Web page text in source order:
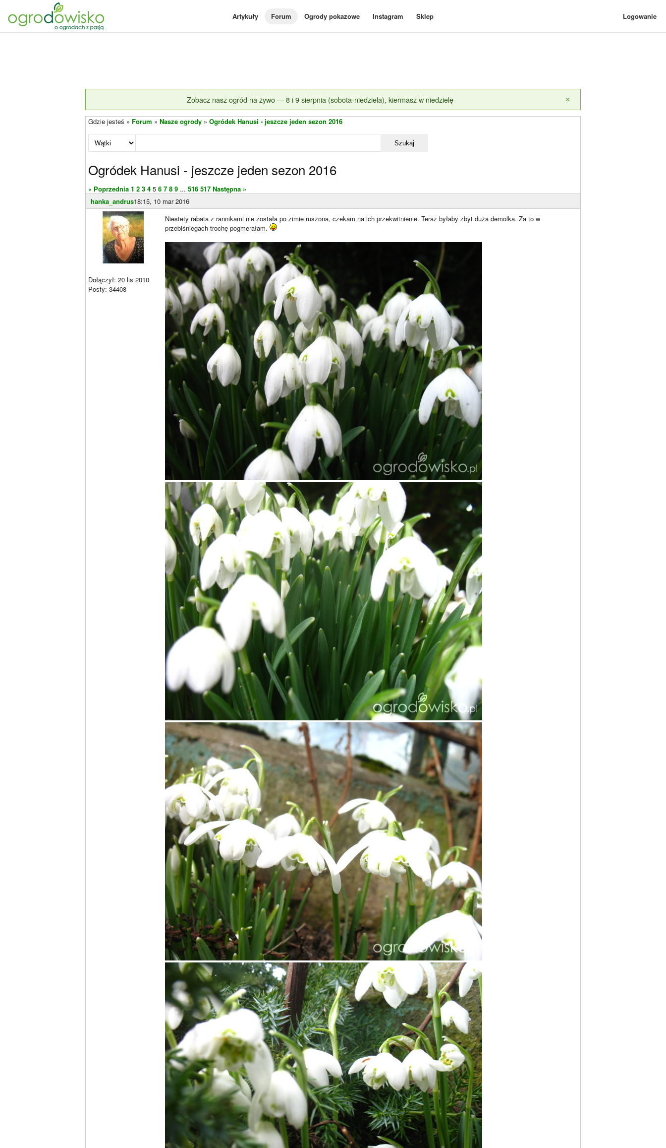
Artykuły Forum Ogrody pokazowe Instagram Sklep Logowanie
Zobacz nasz ogród na żywo — 8 i 9 sierpnia (sobota-niedziela), kiermasz w niedzielę ×
Gdzie jesteś » Forum » Nasze ogrody » Ogródek Hanusi - jeszcze jeden sezon 2016
Szukaj
Ogródek Hanusi - jeszcze jeden sezon 2016
« Poprzednia 1 2 3 4 5 6 7 8 9 ... 516 517 Następna »
hanka_andrus18:15, 10 mar 2016
Dołączył: 20 lis 2010
Posty: 34408
Niestety rabata z rannikami nie została po zimie ruszona, czekam na ich przekwitnienie. Teraz byłaby zbyt duża demolka. Za to w
przebiśniegach trochę pogmerałam.